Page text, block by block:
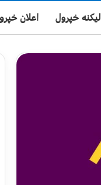
لیکنه خپرول اعلان